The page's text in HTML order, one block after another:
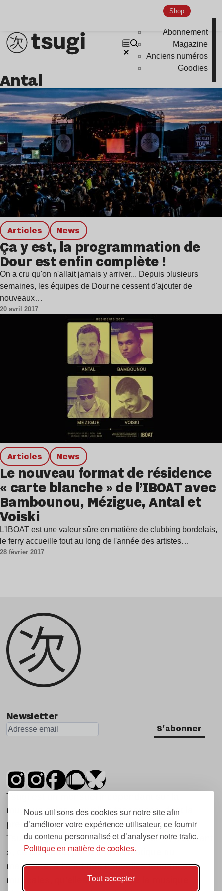
Nous utilisons des cookies sur notre site afin
d’améliorer votre expérience utilisateur, de fournir
du contenu personnalisé et d’analyser notre trafic.
Politique en matière de cookies.
Tout accepter
Shop
Abonnement
Magazine
Anciens numéros
Goodies
Antal
Articles news
Ça y est, la programmation de
Dour est enfin complète !
On a cru qu'on n'allait jamais y arriver... Depuis plusieurs
semaines, les équipes de Dour ne cessent d'ajouter de
nouveaux…
20 avril 2017
Articles news
Le nouveau format de résidence
« carte blanche » de l’IBOAT avec
Bambounou, Mézigue, Antal et
Voiski
L'IBOAT est une valeur sûre en matière de clubbing bordelais,
le ferry accueille tout au long de l'année des artistes…
28 février 2017
Newsletter
S'abonner
Tsugi est un mensuel indépendant sur la
musique et les nouvelles tendances, dont la
première parution date de 2007.
Tsugi en japonais signifie « prochain », « suivant
», ce qui correspond à la thématique du
magazine, à l’affût des nouvelles tendances
musicales, qu’elles viennent de la musique